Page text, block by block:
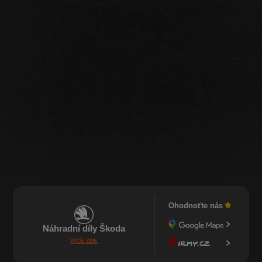
Náhradní díly Škoda
VÍCE ZDE
Ohodnoťte nás